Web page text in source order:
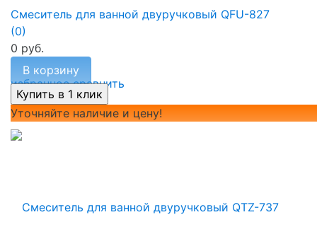
избранное сравнить
Смеситель для ванной двуручковый QFU-827
(0)
0 руб.
В корзину
Уточняйте наличие и цену!